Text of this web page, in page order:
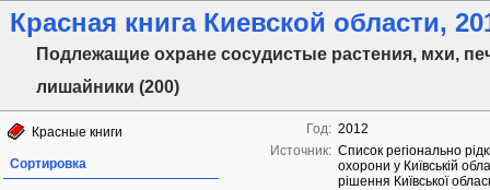
Красная книга Киевской области,
Подлежащие охране сосудистые растения, мхи,
лишайники (200)
Красные книги
Сортировка
Год: 2012
Источник: Список регіонально
охорони у Київській
рішення Київської